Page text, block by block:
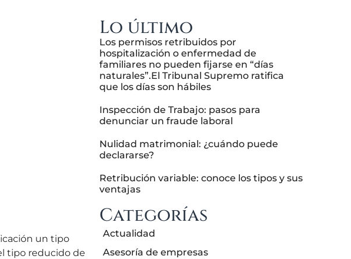
un tipo
tipo reducido de
Lo último
Los permisos retribuidos por
hospitalización o enfermedad de
familiares no pueden fijarse en “días
naturales”.El Tribunal Supremo ratifica
que los días son hábiles
Inspección de Trabajo: pasos para
denunciar un fraude laboral
Nulidad matrimonial: ¿cuándo puede
declararse?
Retribución variable: conoce los tipos y sus
ventajas
Categorías
Actualidad
Asesoría de empresas